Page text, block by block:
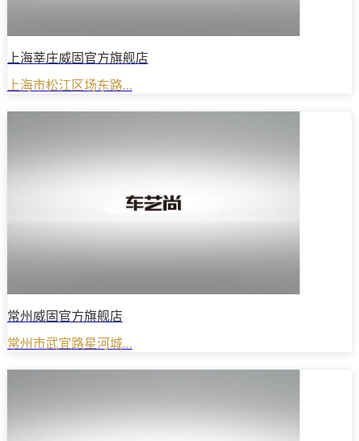
上海莘庄威固官方旗舰店
上海市松江区场东路...
常州威固官方旗舰店
常州市武宜路星河城...